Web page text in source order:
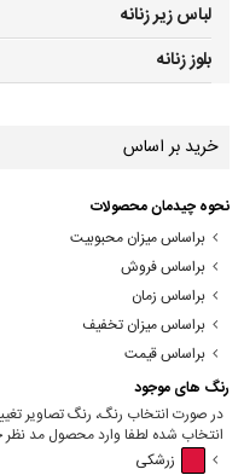
لباس زیر زنانه
بلوز زنانه
خرید بر اساس
نحوه چیدمان محصولات
براساس میزان محبوبیت
براساس فروش
براساس زمان
براساس میزان تخفیف
براساس قیمت
رنگ های موجود
در صورت انتخاب رنگ، رنگ تصاویر
انتخاب شده لطفا وارد محصول مد
زرشکی